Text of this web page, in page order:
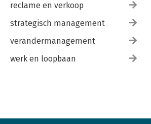
reclame en verkoop
strategisch management
verandermanagement
werk en loopbaan